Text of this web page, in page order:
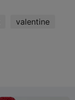
valentine